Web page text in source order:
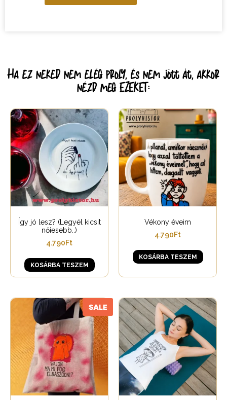
Ha ez neked nem elég proly, és nem jött át, akkor
nézd meg EZEKET:
Így jó lesz? (Legyél kicsit
nőiesebb..)
4.790Ft
KOSÁRBA TESZEM
Vékony éveim
4.790Ft
KOSÁRBA TESZEM
SALE